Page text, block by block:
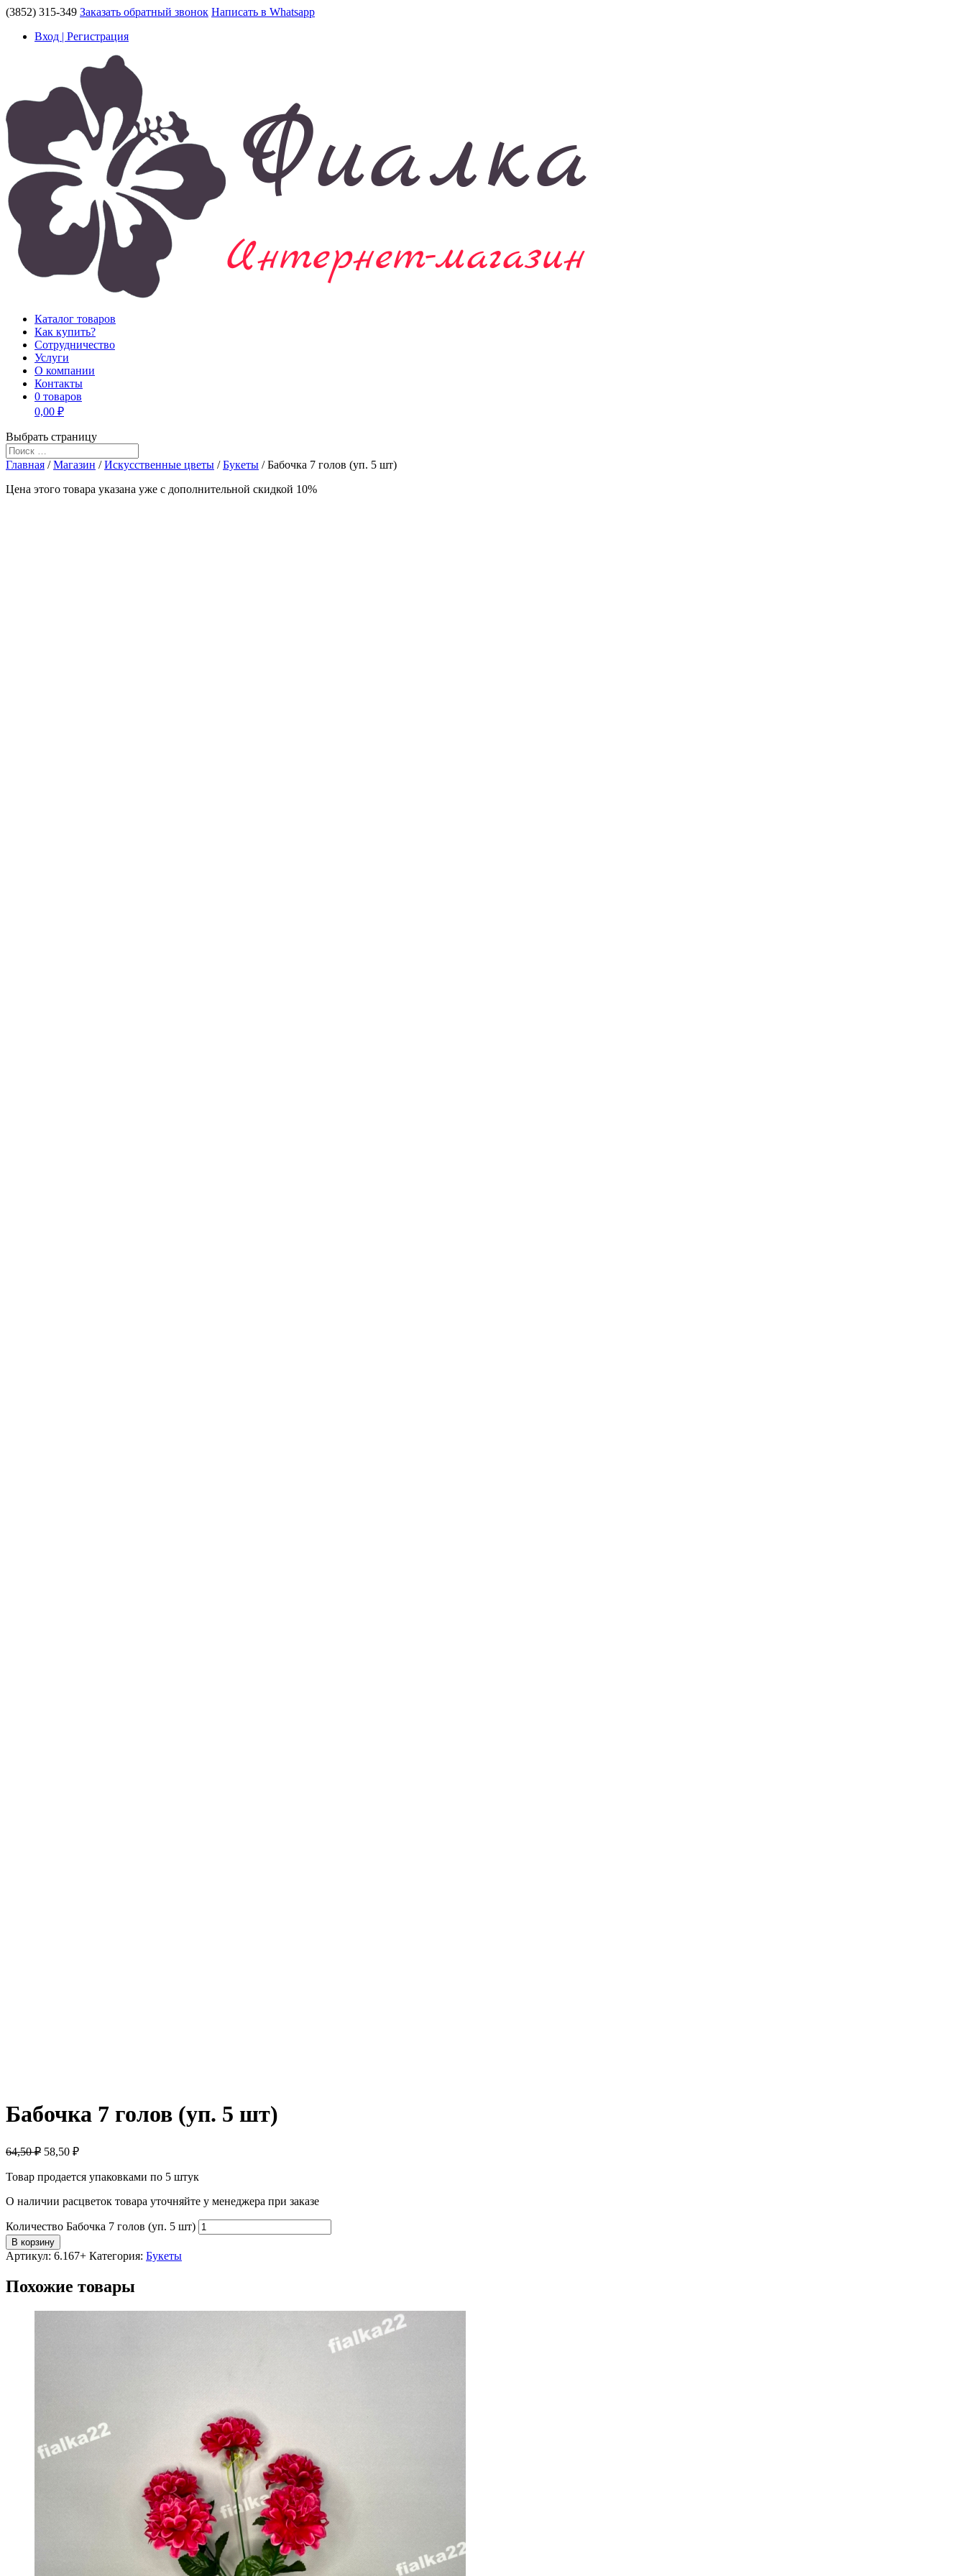
(3852) 315-349 Заказать обратный звонок Написать в Whatsapp
Вход | Регистрация
Каталог товаров
Как купить?
Сотрудничество
Услуги
О компании
Контакты
0 товаров
0,00 ₽
Выбрать страницу
Главная /Магазин /Искусственные цветы /Букеты / Бабочка 7 голов (уп. 5 шт)
Цена этого товара указана уже c дополнительной скидкой 10%
Бабочка 7 голов (уп. 5 шт)
64,50 ₽ 58,50 ₽
Товар продается упаковками по 5 штук
О наличии расцветок товара уточняйте у менеджера при заказе
Количество Бабочка 7 голов (уп. 5 шт)
В корзину
Артикул: 6.167+ Категория: Букеты
Похожие товары